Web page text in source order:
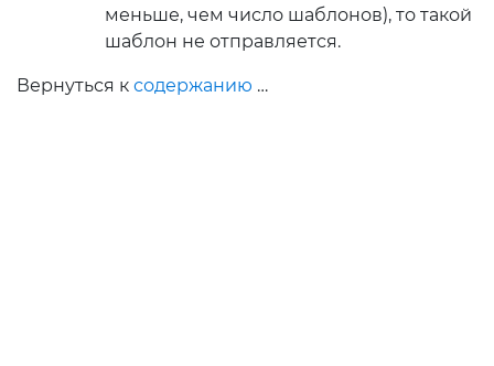
меньше, чем число шаблонов), то такой
шаблон не отправляется.
Вернуться к содержанию …